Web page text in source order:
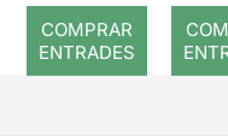
COMPRAR
ENTRADES